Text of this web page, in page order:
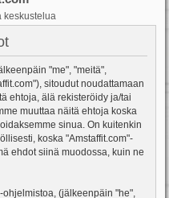
keskustelua
"me", "meitä",
sitoudut noudattamaan
ehtoja, älä rekisteröidy ja/tai
muuttaa näitä ehtoja koska
sinua. On kuitenkin
koska "Amstaffit.com"-
ehdot siinä muodossa, kuin ne
ohjelmistoa, (jälkeenpäin "he",